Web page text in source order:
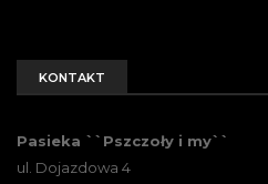
KONTAKT
Pasieka ``Pszczoły i my``
ul. Dojazdowa 4